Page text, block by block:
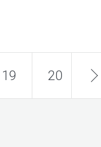
19 20 21
next